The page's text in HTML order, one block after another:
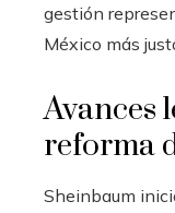
gestión
México más
Avances
reforma
Sheinbaum